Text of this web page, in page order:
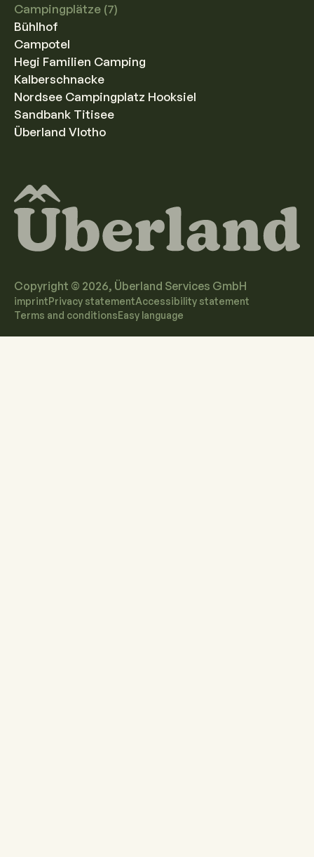
Campingplätze (7)
Bühlhof
Campotel
Hegi Familien Camping
Kalberschnacke
Nordsee Campingplatz Hooksiel
Sandbank Titisee
Überland Vlotho
Copyright © 2026, Überland Services GmbH
imprintPrivacy statementAccessibility statement
Terms and conditionsEasy language